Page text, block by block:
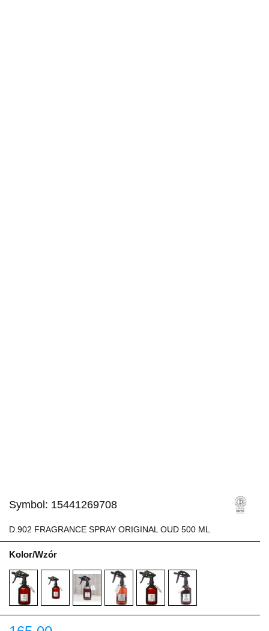
Symbol: 15441269708
D.902 FRAGRANCE SPRAY ORIGINAL OUD 500 ML
Kolor/Wzór